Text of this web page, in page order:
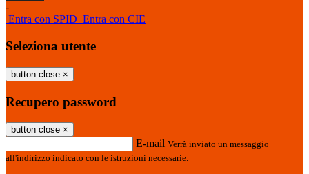
-
Entra con SPID Entra con CIE
Seleziona utente
button close ×
Recupero password
button close ×
E-mail Verrà inviato un messaggio
all'indirizzo indicato con le istruzioni necessarie.